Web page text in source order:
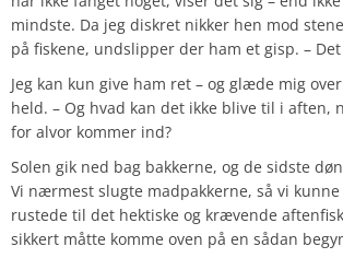
mindste. Da jeg diskret nikker hen mod
på fiskene, undslipper der ham et gisp. –
Jeg kan kun give ham ret – og glæde mig
held. – Og hvad kan det ikke blive til i aften,
for alvor kommer ind?
Solen gik ned bag bakkerne, og de sidste
Vi nærmest slugte madpakkerne, så vi
rustede til det hektiske og krævende
sikkert måtte komme oven på en sådan